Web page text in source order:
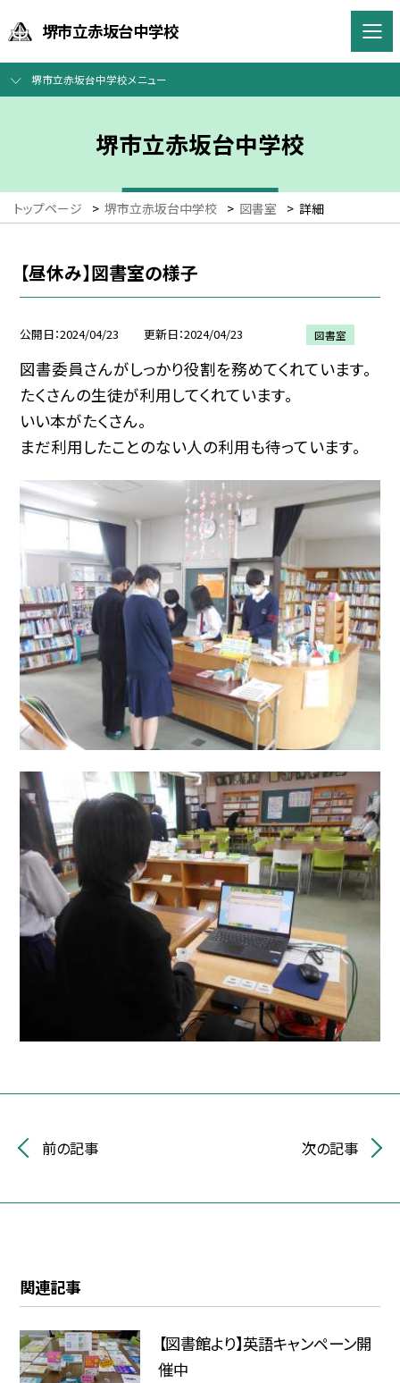
堺市立赤坂台中学校
堺市立赤坂台中学校メニュー
堺市立赤坂台中学校
トップページ > 堺市立赤坂台中学校 > 図書室 > 詳細
【昼休み】図書室の様子
公開日 2024/04/23 更新日 2024/04/23 図書室
図書委員さんがしっかり役割を務めてくれています。
たくさんの生徒が利用してくれています。
いい本がたくさん。
まだ利用したことのない人の利用も待っています。
前の記事 次の記事
関連記事
【図書館より】英語キャンペーン開
催中